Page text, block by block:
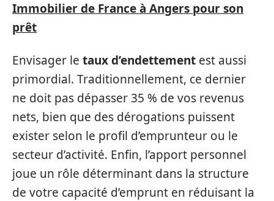
Immobilier de France à Angers pour son
prêt
Envisager le taux d’endettement est aussi
primordial. Traditionnellement, ce dernier
ne doit pas dépasser 35 % de vos revenus
nets, bien que des dérogations puissent
exister selon le profil d’emprunteur ou le
secteur d’activité. Enfin, l’apport personnel
joue un rôle déterminant dans la structure
de votre capacité d’emprunt en réduisant la